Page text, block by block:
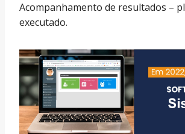
Acompanhamento de resultados –
executado.